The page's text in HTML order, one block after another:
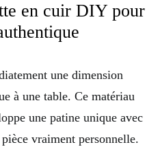
en cuir DIY pour
une dimension
à une table. Ce matériau
une patine unique avec
vraiment personnelle.